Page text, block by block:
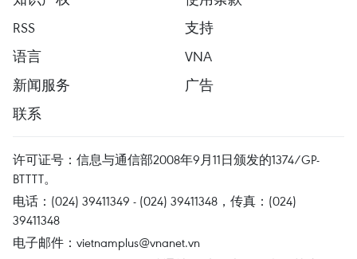
RSS
支持
语言
VNA
新闻服务
广告
联系
许可证号：信息与通信部2008年9月11日颁发的1374/GP-
BTTTT。
电话：(024) 39411349 - (024) 39411348，传真：(024)
39411348
电子邮件： vietnamplus@vnanet.vn